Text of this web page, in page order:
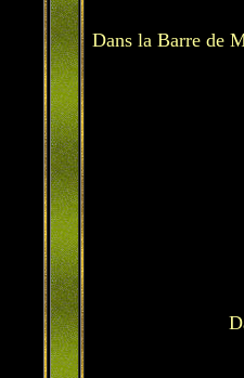
Dans la Barre de